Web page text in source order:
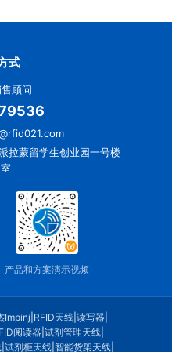
式
顾问
拉蒙留学生创业园一号楼
产品和方案演示视频
Impinj RFID天线| 读写器|
阅读器| 试剂管理天线|
|试剂柜天线 |智能货架天线